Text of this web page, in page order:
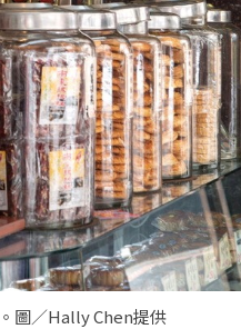
圖／Hally Chen提供